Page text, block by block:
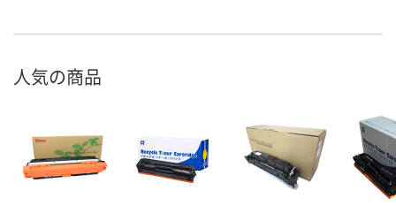
人気の商品